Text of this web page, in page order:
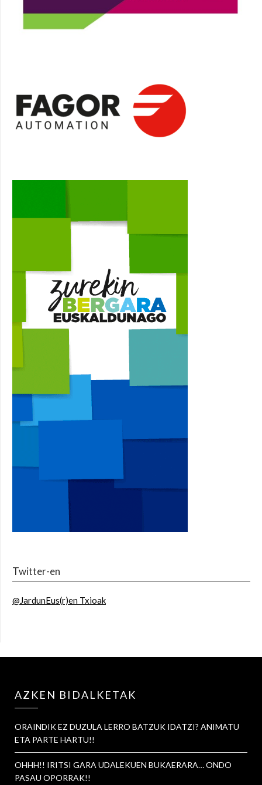
Twitter-en
@JardunEus(r)en Txioak
AZKEN BIDALKETAK
ORAINDIK EZ DUZULA LERRO BATZUK IDATZI? ANIMATU
ETA PARTE HARTU!!
OHHH!! IRITSI GARA UDALEKUEN BUKAERARA… ONDO
PASAU OPORRAK!!